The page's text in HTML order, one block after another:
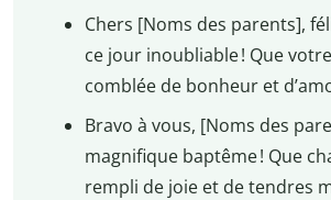
Chers [Noms des parents],
ce jour inoubliable ! Que
comblée de bonheur et
Bravo à vous, [Noms des
magnifique baptême ! Que
rempli de joie et de tendres